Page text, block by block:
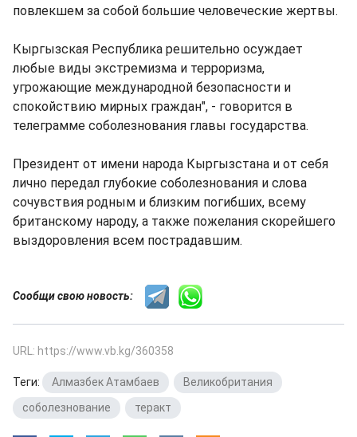
повлекшем за собой большие человеческие жертвы.
Кыргызская Республика решительно осуждает
любые виды экстремизма и терроризма,
угрожающие международной безопасности и
спокойствию мирных граждан", - говорится в
телеграмме соболезнования главы государства.
Президент от имени народа Кыргызстана и от себя
лично передал глубокие соболезнования и слова
сочувствия родным и близким погибших, всему
британскому народу, а также пожелания скорейшего
выздоровления всем пострадавшим.
Сообщи свою новость:
URL: https://www.vb.kg/360358
Теги: Алмазбек Атамбаев Великобритания
соболезнование
теракт